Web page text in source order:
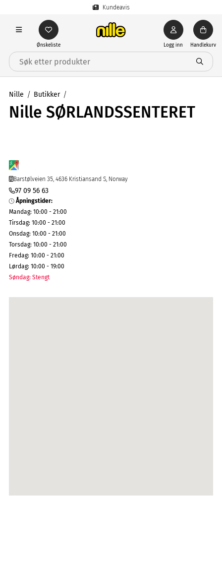
Kundeavis
Ønskeliste Logg inn Handlekurv
Nille Butikker
Nille SØRLANDSSENTERET
Barstølveien 35, 4636 Kristiansand S, Norway
97 09 56 63
Åpningstider:
Mandag: 10:00 - 21:00
Tirsdag: 10:00 - 21:00
Onsdag: 10:00 - 21:00
Torsdag: 10:00 - 21:00
Fredag: 10:00 - 21:00
Lørdag: 10:00 - 19:00
Søndag: Stengt